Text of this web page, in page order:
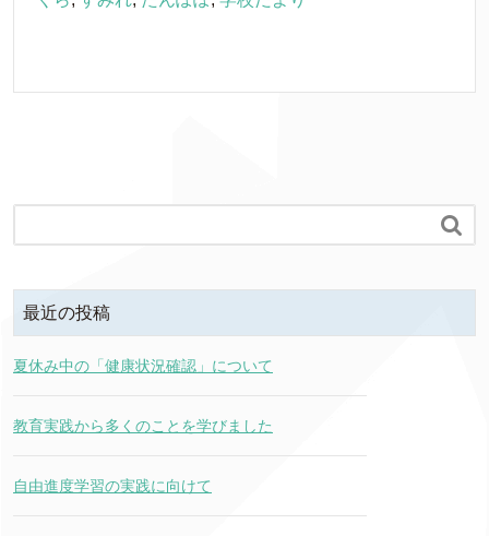

最近の投稿
夏休み中の「健康状況確認」について
教育実践から多くのことを学びました
自由進度学習の実践に向けて